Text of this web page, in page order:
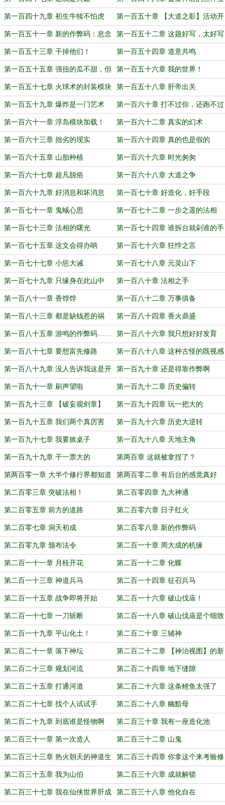
物
第一百四十九章 初生牛犊不怕虎 第一百五十章 【大道之影】活动开
始
第一百五十一章 新的作弊码：息念
流观
第一百五十二章 这题好写，太好写
了
第一百五十三章 干掉他们！ 第一百五十四章 道意共鸣
第一百五十五章 强扭的瓜不甜，但
是真解渴
第一百五十六章 我的世界！
第一百五十七章 火球术的封装模块 第一百五十八章 肝帝出关
第一百五十九章 爆炸是一门艺术 第一百六十章 打不过你，还跑不过
你吗？
第一百六十一章 浮岛模块加载！ 第一百六十二章 真实的幻术
第一百六十三章 拙劣的现实 第一百六十四章 真的也是假的
第一百六十五章 山胎种植 第一百六十六章 时光匆匆
第一百六十七章 超凡脱俗 第一百六十八章 大道之争
第一百六十九章 好消息和坏消息 第一百七十章 好造化，好手段
第一百七十一章 鬼蜮心思 第一百七十二章 一步之遥的法相
第一百七十三章 法相的曙光 第一百七十四章 谁拆台就剁谁的手
第一百七十五章 这文会得办呐 第一百七十六章 狂悖之言
第一百七十七章 小惩大诫 第一百七十八章 元灵山下
第一百七十九章 只缘身在此山中 第一百八十章 法相之手
第一百八十一章 香饽饽 第一百八十二章 万事俱备
第一百八十三章 都是缺钱惹的祸 第一百八十四章 香火鼎盛
第一百八十五章 游鸣的作弊码……
们
第一百八十六章 我只想好好发育
第一百八十七章 要想富先修路 第一百八十八章 这种古怪的既视感
第一百八十九章 没人告诉我这是开
卷考试啊
第一百九十章 还是得靠作弊啊
第一百九十一章 刷声望啦 第一百九十二章 历史偏转
第一百九十三章 【破妄观剑章】 第一百九十四章 玩一把大的
第一百九十五章 我们两个真厉害 第一百九十六章 历史大逆转
第一百九十七章 我要掀桌子 第一百九十八章 天地主角
第一百九十九章 干一票大的 第两百章 这就被拿捏了？
第两百零一章 大半个修行界都知道
了
第两百零二章 有后台的感觉真好
第二百零三章 突破法相！ 第二百零四章 九大神通
第二百零五章 前方的道路 第二百零六章 日子红火
第二百零七章 洞天初成 第二百零八章 新的作弊码
第二百零九章 颁布法令 第二百一十章 周大成的机缘
第二百一十一章 月桂开花 第二百一十二章 化蝶
第二百一十三章 神道兵马 第二百一十四章 征召兵马
第二百一十五章 战争即将开始 第二百一十六章 破山伐庙！
第二百一十七章 一刀斩断 第二百一十八章 破山伐庙是个细致
活
第二百一十九章 平山化土！ 第二百二十章 三辅神
第二百二十一章 落下神坛 第二百二十二章 【神治视图】的新
作用
第二百二十三章 规划河流 第二百二十四章 地下缝隙
第二百二十五章 打通河道 第二百二十六章 这条鲤鱼太强了
第二百二十七章 找个人试试手 第二百二十八章 幽黯母
第二百二十九章 到底谁是怪物啊 第二百三十章 我有一座造化池
第二百三十一章 第一次造人 第二百三十二章 山鬼
第二百三十三章 热火朝天的神道生
活
第二百三十四章 你拿这个来考验修
士？
第二百三十五章 我为山伯 第二百三十六章 成就解锁
第二百三十七章 我在仙侠世界肝成 第二百三十八章 他化自在